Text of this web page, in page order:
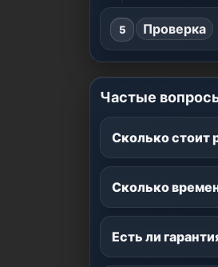
Проверка
Частые
Сколько стоит
Сколько
Есть ли